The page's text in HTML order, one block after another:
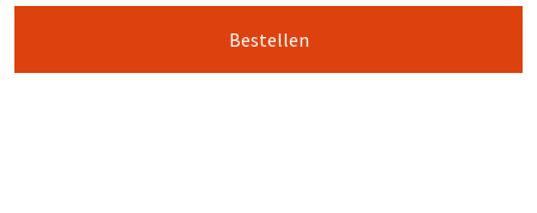
Bestellen